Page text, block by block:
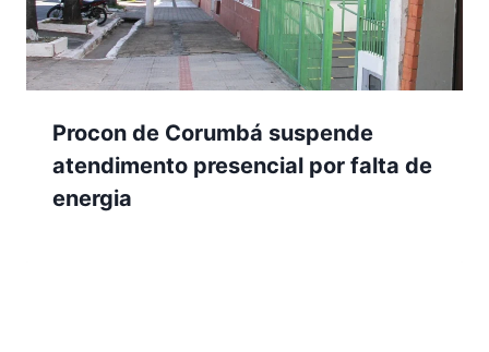
Procon de Corumbá suspende
atendimento presencial por falta de
energia